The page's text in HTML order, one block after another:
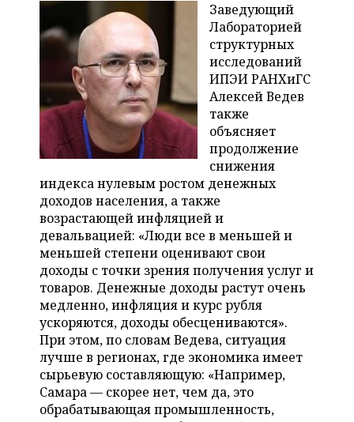
Заведующий
Лабораторией
структурных
исследований
ИПЭИ РАНХиГС
Алексей Ведев
также
объясняет
продолжение
снижения
индекса нулевым ростом денежных
доходов населения, а также
возрастающей инфляцией и
девальвацией: «Люди все в меньшей и
меньшей степени оценивают свои
доходы с точки зрения получения услуг и
товаров. Денежные доходы растут очень
медленно, инфляция и курс рубля
ускоряются, доходы обесцениваются».
При этом, по словам Ведева, ситуация
лучше в регионах, где экономика имеет
сырьевую составляющую: «Например,
Самара — скорее нет, чем да, это
обрабатывающая промышленность,